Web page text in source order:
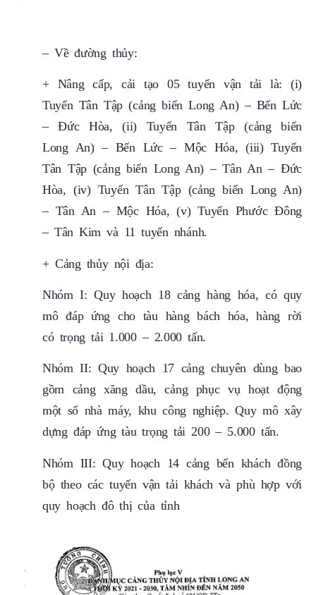
– Về đường thủy:
+ Nâng cấp, cải tạo 05 tuyến vận tải là: (i)
Tuyến Tân Tập (cảng biển Long An) – Bến Lức
– Đức Hòa, (ii) Tuyến Tân Tập (cảng biển
Long An) – Bến Lức – Mộc Hóa, (iii) Tuyến
Tân Tập (cảng biển Long An) – Tân An – Đức
Hòa, (iv) Tuyến Tân Tập (cảng biển Long An)
– Tân An – Mộc Hóa, (v) Tuyến Phước Đông
– Tân Kim và 11 tuyến nhánh.
+ Cảng thủy nội địa:
Nhóm I: Quy hoạch 18 cảng hàng hóa, có quy
mô đáp ứng cho tàu hàng bách hóa, hàng rời
có trọng tải 1.000 – 2.000 tấn.
Nhóm II: Quy hoạch 17 cảng chuyên dùng bao
gồm cảng xăng dầu, cảng phục vụ hoạt động
một số nhà máy, khu công nghiệp. Quy mô xây
dựng đáp ứng tàu trọng tải 200 – 5.000 tấn.
Nhóm III: Quy hoạch 14 cảng bến khách đồng
bộ theo các tuyến vận tải khách và phù hợp với
quy hoạch đô thị của tỉnh